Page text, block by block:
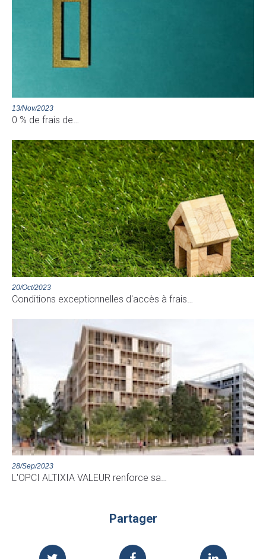
13/Nov/2023
0 % de frais de…
20/Oct/2023
Conditions exceptionnelles d'accès à frais…
28/Sep/2023
L'OPCI ALTIXIA VALEUR renforce sa…
Partager